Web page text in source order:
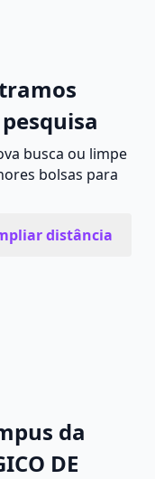
busca ou limpe
bolsas para
distância
da
DE